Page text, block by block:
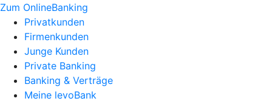
Zum OnlineBanking
Privatkunden
Firmenkunden
Junge Kunden
Private Banking
Banking & Verträge
Meine levoBank